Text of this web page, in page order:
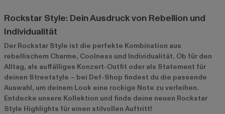
Rockstar Style: Dein Ausdruck von Rebellion und
Individualität
Der Rockstar Style ist die perfekte Kombination aus
rebellischem Charme, Coolness und Individualität. Ob für den
Alltag, als auffälliges Konzert-Outfit oder als Statement für
deinen Streetstyle – bei Def-Shop findest du die passende
Auswahl, um deinem Look eine rockige Note zu verleihen.
Entdecke unsere Kollektion und finde deine neuen Rockstar
Style Highlights für einen stilvollen Auftritt!